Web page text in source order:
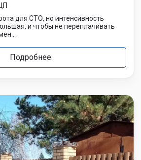
для СТО, но интенсивность
и чтобы не переплачивать
Подробнее